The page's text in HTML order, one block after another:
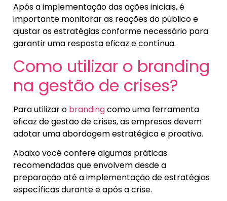
Após a implementação das ações iniciais, é
importante monitorar as reações do público e
ajustar as estratégias conforme necessário para
garantir uma resposta eficaz e contínua.
Como utilizar o branding
na gestão de crises?
Para utilizar o brandingcomo uma ferramenta
eficaz de gestão de crises, as empresas devem
adotar uma abordagem estratégica e proativa.
Abaixo você confere algumas práticas
recomendadas que envolvem desde a
preparação até a implementação de estratégias
específicas durante e após a crise.